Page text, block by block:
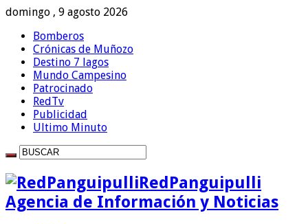
domingo , 9 agosto 2026
Bomberos
Crónicas de Muñozo
Destino 7 lagos
Mundo Campesino
Patrocinado
RedTv
Publicidad
Ultimo Minuto
RedPanguipulli
Agencia de Información y Noticias